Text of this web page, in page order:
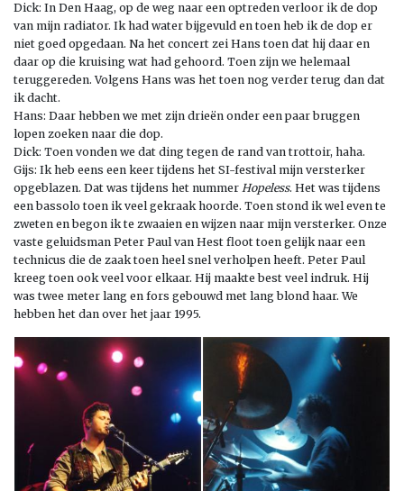
Dick: In Den Haag, op de weg naar een optreden verloor ik de dop
van mijn radiator. Ik had water bijgevuld en toen heb ik de dop er
niet goed opgedaan. Na het concert zei Hans toen dat hij daar en
daar op die kruising wat had gehoord. Toen zijn we helemaal
teruggereden. Volgens Hans was het toen nog verder terug dan dat
ik dacht.
Hans: Daar hebben we met zijn drieën onder een paar bruggen
lopen zoeken naar die dop.
Dick: Toen vonden we dat ding tegen de rand van trottoir, haha.
Gijs: Ik heb eens een keer tijdens het SI-festival mijn versterker
opgeblazen. Dat was tijdens het nummer Hopeless. Het was tijdens
een bassolo toen ik veel gekraak hoorde. Toen stond ik wel even te
zweten en begon ik te zwaaien en wijzen naar mijn versterker. Onze
vaste geluidsman Peter Paul van Hest floot toen gelijk naar een
technicus die de zaak toen heel snel verholpen heeft. Peter Paul
kreeg toen ook veel voor elkaar. Hij maakte best veel indruk. Hij
was twee meter lang en fors gebouwd met lang blond haar. We
hebben het dan over het jaar 1995.